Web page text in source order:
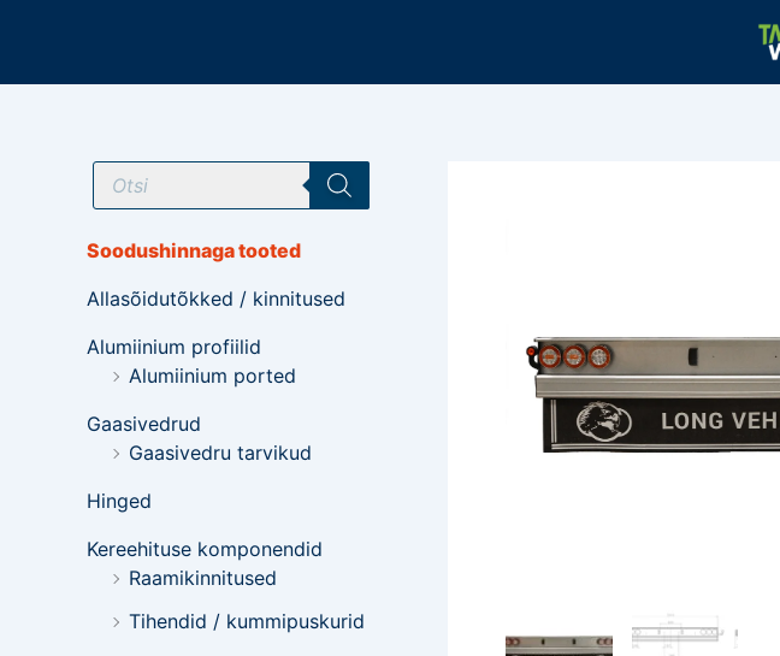
T
o
e
t
e
o
s
Soodushinnaga tooted
Allasõidutõkked / kinnitused
Alumiinium profiilid
Alumiinium ported
Gaasivedrud
Gaasivedru tarvikud
Hinged
Kereehituse komponendid
Raamikinnitused
Tihendid / kummipuskurid